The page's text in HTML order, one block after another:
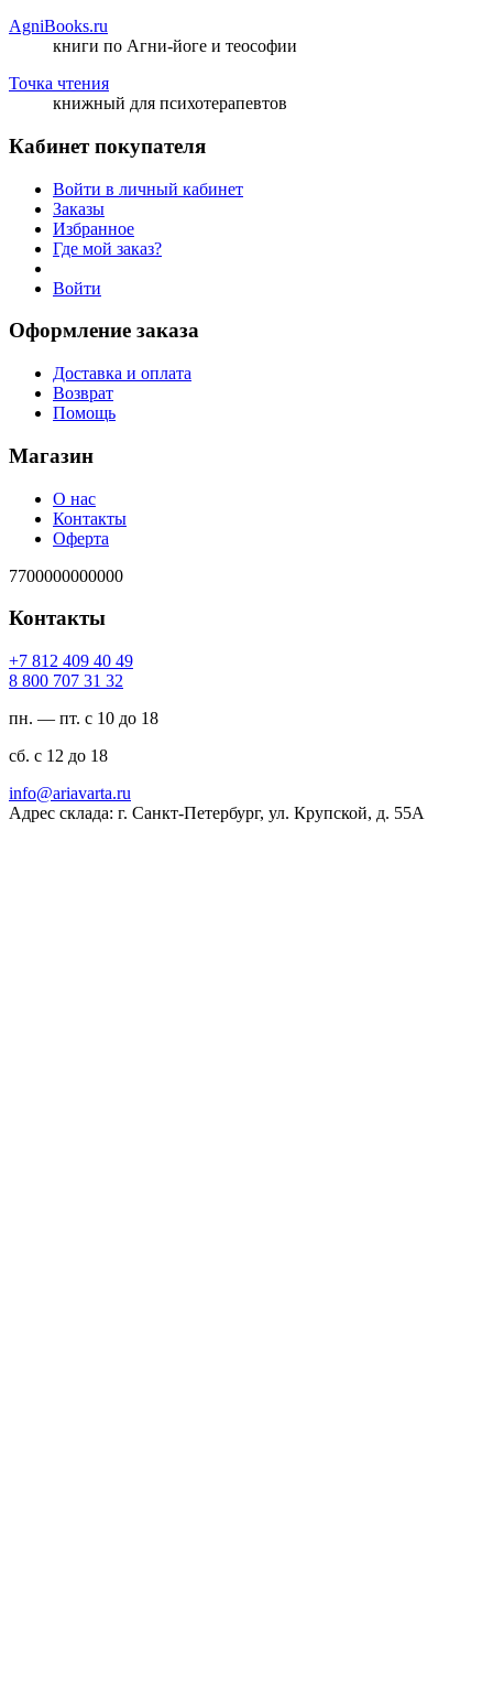
AgniBooks.ru
книги по Агни-йоге и теософии
Точка чтения
книжный для психотерапевтов
Кабинет покупателя
Войти в личный кабинет
Заказы
Избранное
Где мой заказ?
Войти
Оформление заказа
Доставка и оплата
Возврат
Помощь
Магазин
О нас
Контакты
Оферта
7700000000000
Контакты
94 04 904 218 7+
23 13 707 008 8
пн. — пт. с 10 до 18
сб. с 12 до 18
ur.atravaira@ofni
Адрес склада: г. Санкт-Петербург, ул. Крупской, д. 55А